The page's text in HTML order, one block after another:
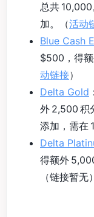
总共
加。（活动
Blue Cash
$500，得
动链接）
Delta Gold
外 2,500 积
添加，需在
Delta
得额外
（链接暂无）